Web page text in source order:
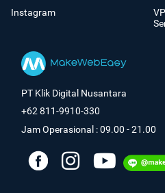
Instagram
PT Klik Digital Nusantara
+62 811-9910-330
Jam Operasional : 09.00 - 21.00